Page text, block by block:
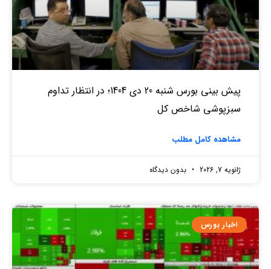
پیش بینی بورس شنبه 20 دی 1404؛ در انتظار تداوم
سبزپوشی شاخص کل
مشاهده کامل مطلب
ژانویه 7, 2026 بدون دیدگاه
اخبار بورس